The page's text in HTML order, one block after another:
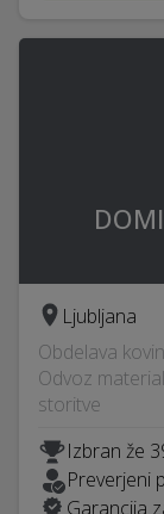
Ljubljana
Obdelava
Odvoz
storitve
Izbran že
Preverjeni
Garancija